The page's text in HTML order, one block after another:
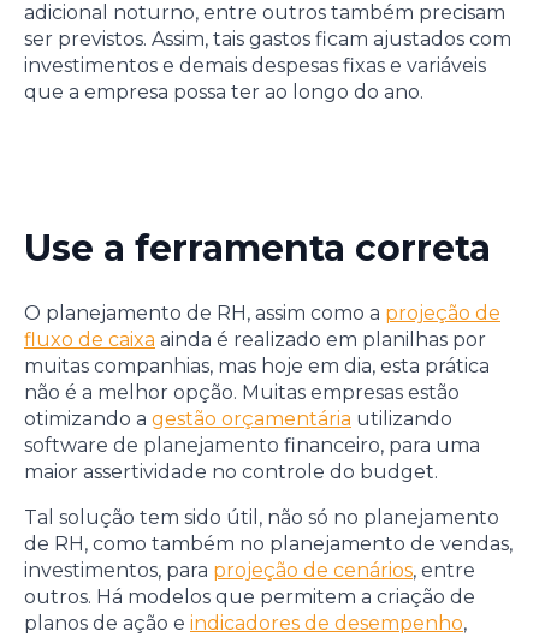
adicional noturno, entre outros também precisam
ser previstos. Assim, tais gastos ficam ajustados com
investimentos e demais despesas fixas e variáveis
que a empresa possa ter ao longo do ano.
Use a ferramenta correta
O planejamento de RH, assim como a projeção de
fluxo de caixa ainda é realizado em planilhas por
muitas companhias, mas hoje em dia, esta prática
não é a melhor opção. Muitas empresas estão
otimizando a gestão orçamentária utilizando
software de planejamento financeiro, para uma
maior assertividade no controle do budget.
Tal solução tem sido útil, não só no planejamento
de RH, como também no planejamento de vendas,
investimentos, para projeção de cenários, entre
outros. Há modelos que permitem a criação de
planos de ação e indicadores de desempenho,